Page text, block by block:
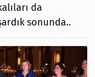
da
sonunda..